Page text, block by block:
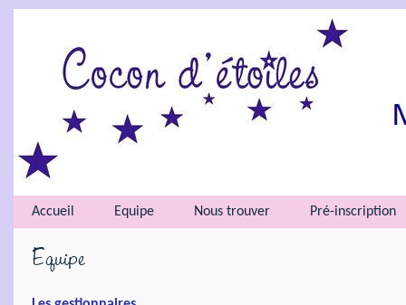
Accueil Equipe Nous trouver Pré-inscription
Equipe